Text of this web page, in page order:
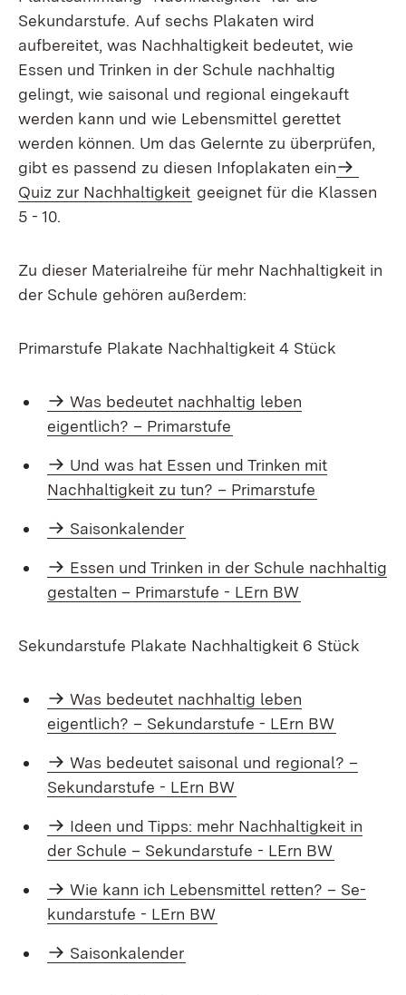
Sekundarstufe. Auf sechs Plakaten wird
aufbereitet, was Nachhaltigkeit bedeutet, wie
Essen und Trinken in der Schule nachhaltig
gelingt, wie saisonal und regional eingekauft
werden kann und wie Lebensmittel gerettet
werden können. Um das Gelernte zu überprüfen,
gibt es passend zu diesen Infoplakaten ein
Quiz zur Nachhaltigkeit geeignet für die Klassen
5 - 10.
Zu dieser Materialreihe für mehr Nachhaltigkeit in
der Schule gehören außerdem:
Primarstufe Plakate Nachhaltigkeit 4 Stück
Was bedeutet nachhaltig leben
eigentlich? – Primarstufe
Und was hat Essen und Trinken mit
Nachhaltigkeit zu tun? – Primarstufe
Saisonkalender
Essen und Trin­ken in der Schule nach­haltig
ge­stal­ten – Pri­mar­stu­fe - LErn BW
Sekundarstufe Plakate Nachhaltigkeit 6 Stück
Was bedeutet nachhaltig leben
eigentlich? – Sekundarstufe - LErn BW
Was be­deu­tet sai­so­nal und re­gio­nal? –
Se­kun­dar­stu­fe - LErn BW
Ideen und Tipps: mehr Nach­hal­tig­keit in
der Schu­le – Se­kun­dar­stu­fe - LErn BW
Wie kann ich Le­bens­mit­tel ret­ten? – Se­
kun­dar­stu­fe - LErn BW
Saisonkalender